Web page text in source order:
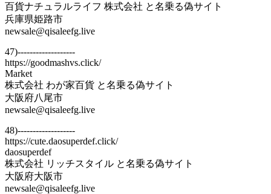
百貨ナチュラルライフ 株式会社 と名乗る偽サイト
兵庫県姫路市
newsale@qisaleefg.live
47)-------------------
https://goodmashvs.click/
Market
株式会社 わが家百貨 と名乗る偽サイト
大阪府八尾市
newsale@qisaleefg.live
48)-------------------
https://cute.daosuperdef.click/
daosuperdef
株式会社 リッチスタイル と名乗る偽サイト
大阪府大阪市
newsale@qisaleefg.live